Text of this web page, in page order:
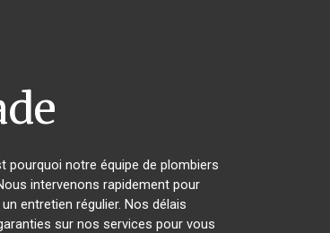
pourquoi notre équipe de plombiers
intervenons rapidement pour
entretien régulier. Nos délais
sur nos services pour vous